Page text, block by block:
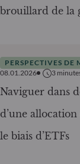
brouillard de la
PERSPECTIVES DE
08.01.2026
3
Naviguer dans
d’une
le biais d’ETFs